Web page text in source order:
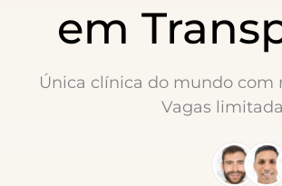
em
Única clínica do mundo com
Vagas